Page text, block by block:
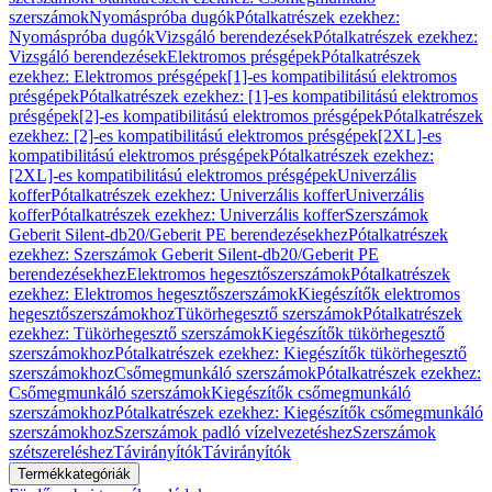
szerszámokNyomáspróba dugókPótalkatrészek ezekhez:
Nyomáspróba dugókVizsgáló berendezésekPótalkatrészek ezekhez:
Vizsgáló berendezésekElektromos présgépekPótalkatrészek
ezekhez: Elektromos présgépek[1]-es kompatibilitású elektromos
présgépekPótalkatrészek ezekhez: [1]-es kompatibilitású elektromos
présgépek[2]-es kompatibilitású elektromos présgépekPótalkatrészek
ezekhez: [2]-es kompatibilitású elektromos présgépek[2XL]-es
kompatibilitású elektromos présgépekPótalkatrészek ezekhez:
[2XL]-es kompatibilitású elektromos présgépekUniverzális
kofferPótalkatrészek ezekhez: Univerzális kofferUniverzális
kofferPótalkatrészek ezekhez: Univerzális kofferSzerszámok
Geberit Silent-db20/Geberit PE berendezésekhezPótalkatrészek
ezekhez: Szerszámok Geberit Silent-db20/Geberit PE
berendezésekhezElektromos hegesztőszerszámokPótalkatrészek
ezekhez: Elektromos hegesztőszerszámokKiegészítők elektromos
hegesztőszerszámokhozTükörhegesztő szerszámokPótalkatrészek
ezekhez: Tükörhegesztő szerszámokKiegészítők tükörhegesztő
szerszámokhozPótalkatrészek ezekhez: Kiegészítők tükörhegesztő
szerszámokhozCsőmegmunkáló szerszámokPótalkatrészek ezekhez:
Csőmegmunkáló szerszámokKiegészítők csőmegmunkáló
szerszámokhozPótalkatrészek ezekhez: Kiegészítők csőmegmunkáló
szerszámokhozSzerszámok padló vízelvezetéshezSzerszámok
szétszereléshezTávirányítókTávirányítók
Termékkategóriák